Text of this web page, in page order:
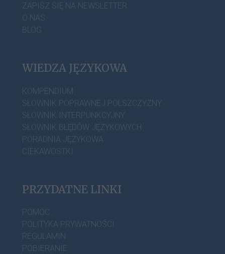
ZAPISZ SIĘ NA NEWSLETTER
O NAS
BLOG
WIEDZA JĘZYKOWA
KOMPENDIUM
SŁOWNIK POPRAWNEJ POLSZCZYZNY
SŁOWNIK INTERPUNKCYJNY
SŁOWNIK BŁĘDÓW JĘZYKOWYCH
PORADNIA JĘZYKOWA
CIEKAWOSTKI
PRZYDATNE LINKI
POMOC
POLITYKA PRYWATNOŚCI
REGULAMIN
POBIERANIE